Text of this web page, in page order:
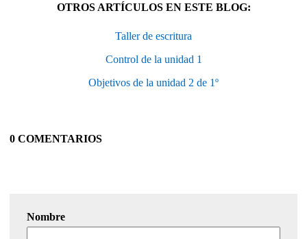
OTROS ARTÍCULOS EN ESTE BLOG:
Taller de escritura
Control de la unidad 1
Objetivos de la unidad 2 de 1º
0 COMENTARIOS
Nombre